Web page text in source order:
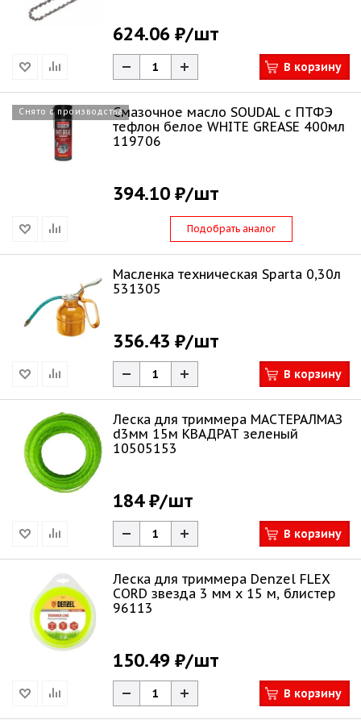
624.06 ₽/шт
В корзину
Снято с производстваСмазочное масло SOUDAL с ПТФЭ
тефлон белое WHITE GREASE 400мл
119706
394.10 ₽/шт
Подобрать аналог
Масленка техническая Sparta 0,30л
531305
356.43 ₽/шт
В корзину
Леска для триммера МАСТЕРАЛМАЗ
d3мм 15м КВАДРАТ зеленый
10505153
184 ₽/шт
В корзину
Леска для триммера Denzel FLEX
CORD звезда 3 мм х 15 м, блистер
96113
150.49 ₽/шт
В корзину